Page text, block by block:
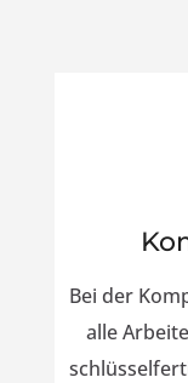
Bei der
alle